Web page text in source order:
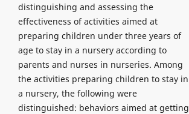
distinguishing and assessing the
effectiveness of activities aimed at
preparing children under three years of
age to stay in a nursery according to
parents and nurses in nurseries. Among
the activities preparing children to stay in
a nursery, the following were
distinguished: behaviors aimed at getting